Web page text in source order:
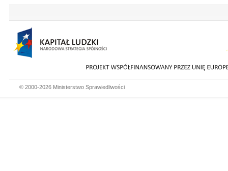
© 2000-2026 Ministerstwo Sprawiedliwości